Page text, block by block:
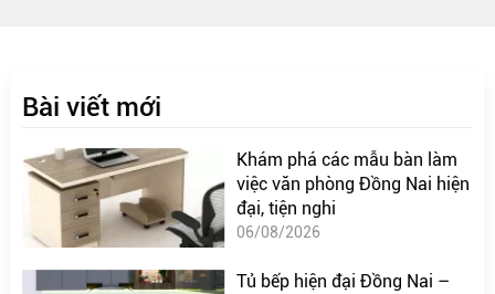
Bài viết mới
Khám phá các mẫu bàn làm
việc văn phòng Đồng Nai hiện
đại, tiện nghi
06/08/2026
Tủ bếp hiện đại Đồng Nai –